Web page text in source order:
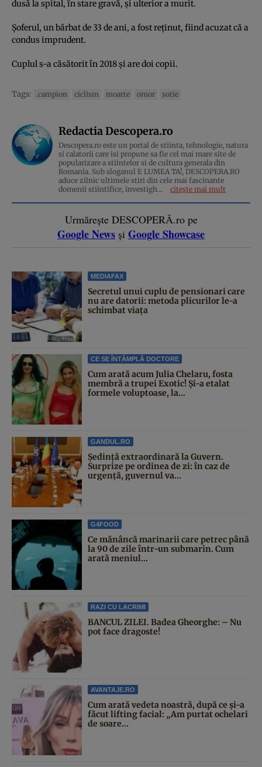
dusă la spital, în stare gravă, și ulterior a murit.
Șoferul, un bărbat de 33 de ani, a fost reținut, fiind acuzat că a
condus imprudent.
Cuplul s-a căsătorit în 2018 și are doi copii.
Tags: .campion ciclism moarte omor sotie
Redactia Descopera.ro
Descopera.ro este un portal de stiinta, tehnologie, natura
si calatorii care isi propune sa fie cel mai mare site de
popularizare a stiintelor si de cultura generala din
Romania. Sub sloganul E LUMEA TA!, DESCOPERA.RO
aduce zilnic ultimele stiri din cele mai fascinante
domenii stiintifice, investigh...
citește mai mult
Urmărește DESCOPERĂ.ro pe
Google News și Google Showcase
MEDIAFAX
Secretul unui cuplu de pensionari care
nu are datorii: metoda plicurilor le-a
schimbat viața
CE SE ÎNTÂMPLĂ DOCTORE
Cum arată acum Julia Chelaru, fosta
membră a trupei Exotic! Și-a etalat
formele voluptoase, la...
GANDUL.RO
Şedinţă extraordinară la Guvern.
Surprize pe ordinea de zi: în caz de
urgență, guvernul va...
G4FOOD
Ce mănâncă marinarii care petrec până
la 90 de zile într-un submarin. Cum
arată meniul...
RAZI CU LACRIMI
BANCUL ZILEI. Badea Gheorghe: – Nu
pot face dragoste!
AVANTAJE.RO
Cum arată vedeta noastră, după ce și-a
făcut lifting facial: „Am purtat ochelari
de soare...